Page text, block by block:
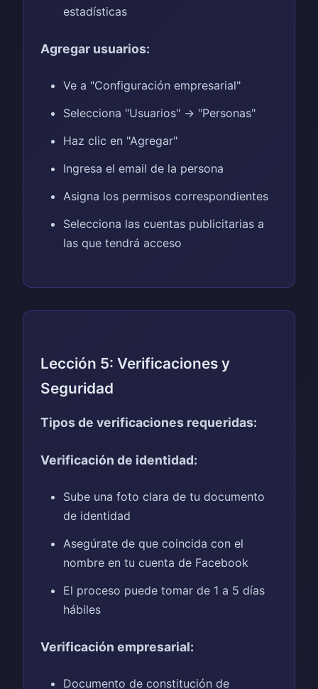
estadísticas
Agregar usuarios:
Ve a "Configuración empresarial"
Selecciona "Usuarios" → "Personas"
Haz clic en "Agregar"
Ingresa el email de la persona
Asigna los permisos correspondientes
Selecciona las cuentas publicitarias a
las que tendrá acceso
Lección 5: Verificaciones y
Seguridad
Tipos de verificaciones requeridas:
Verificación de identidad:
Sube una foto clara de tu documento
de identidad
Asegúrate de que coincida con el
nombre en tu cuenta de Facebook
El proceso puede tomar de 1 a 5 días
hábiles
Verificación empresarial:
Documento de constitución de